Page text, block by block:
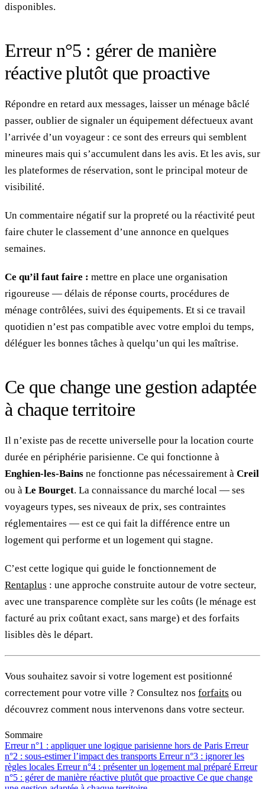
disponibles.
Erreur n°5 : gérer de manière
réactive plutôt que proactive
Répondre en retard aux messages, laisser un ménage bâclé
passer, oublier de signaler un équipement défectueux avant
l’arrivée d’un voyageur : ce sont des erreurs qui semblent
mineures mais qui s’accumulent dans les avis. Et les avis, sur
les plateformes de réservation, sont le principal moteur de
visibilité.
Un commentaire négatif sur la propreté ou la réactivité peut
faire chuter le classement d’une annonce en quelques
semaines.
Ce qu’il faut faire : mettre en place une organisation
rigoureuse — délais de réponse courts, procédures de
ménage contrôlées, suivi des équipements. Et si ce travail
quotidien n’est pas compatible avec votre emploi du temps,
déléguer les bonnes tâches à quelqu’un qui les maîtrise.
Ce que change une gestion adaptée
à chaque territoire
Il n’existe pas de recette universelle pour la location courte
durée en périphérie parisienne. Ce qui fonctionne à
Enghien-les-Bains ne fonctionne pas nécessairement à Creil
ou à Le Bourget. La connaissance du marché local — ses
voyageurs types, ses niveaux de prix, ses contraintes
réglementaires — est ce qui fait la différence entre un
logement qui performe et un logement qui stagne.
C’est cette logique qui guide le fonctionnement de
Rentaplus : une approche construite autour de votre secteur,
avec une transparence complète sur les coûts (le ménage est
facturé au prix coûtant exact, sans marge) et des forfaits
lisibles dès le départ.
Vous souhaitez savoir si votre logement est positionné
correctement pour votre ville ? Consultez nos forfaits ou
découvrez comment nous intervenons dans votre secteur.
Sommaire
Erreur n°1 : appliquer une logique parisienne hors de Paris Erreur
n°2 : sous-estimer l’impact des transports Erreur n°3 : ignorer les
règles locales Erreur n°4 : présenter un logement mal préparé Erreur
n°5 : gérer de manière réactive plutôt que proactive Ce que change